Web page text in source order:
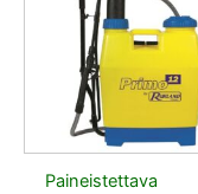
Paineistettava